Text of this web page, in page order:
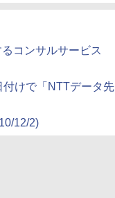
コンサルサービス
けで「NTTデータ先
12/2)